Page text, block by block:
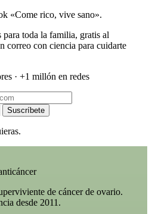
«Come rico, vive sano».
para toda la familia, gratis al
correo con ciencia para cuidarte
· +1 millón en redes
Suscríbete
de cáncer de ovario.
desde 2011.